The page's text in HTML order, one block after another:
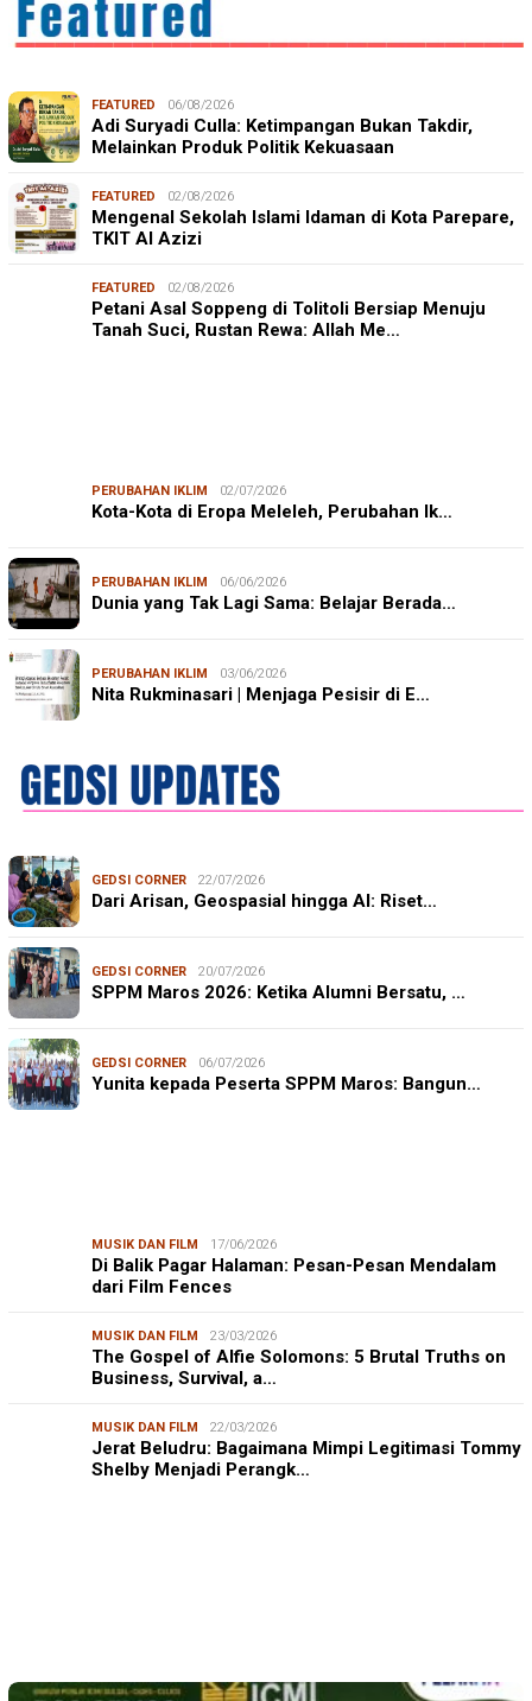
FEATURED 06/08/2026
Adi Suryadi Culla: Ketimpangan Bukan Takdir,
Melainkan Produk Politik Kekuasaan
FEATURED 02/08/2026
Mengenal Sekolah Islami Idaman di Kota Parepare,
TKIT Al Azizi
FEATURED 02/08/2026
Petani Asal Soppeng di Tolitoli Bersiap Menuju
Tanah Suci, Rustan Rewa: Allah Me…
PERUBAHAN IKLIM 02/07/2026
Kota-Kota di Eropa Meleleh, Perubahan Ik…
PERUBAHAN IKLIM 06/06/2026
Dunia yang Tak Lagi Sama: Belajar Berada…
PERUBAHAN IKLIM 03/06/2026
Nita Rukminasari | Menjaga Pesisir di E…
GEDSI CORNER 22/07/2026
Dari Arisan, Geospasial hingga AI: Riset…
GEDSI CORNER 20/07/2026
SPPM Maros 2026: Ketika Alumni Bersatu, …
GEDSI CORNER 06/07/2026
Yunita kepada Peserta SPPM Maros: Bangun…
MUSIK DAN FILM 17/06/2026
Di Balik Pagar Halaman: Pesan-Pesan Mendalam
dari Film Fences
MUSIK DAN FILM 23/03/2026
The Gospel of Alfie Solomons: 5 Brutal Truths on
Business, Survival, a…
MUSIK DAN FILM 22/03/2026
Jerat Beludru: Bagaimana Mimpi Legitimasi Tommy
Shelby Menjadi Perangk…